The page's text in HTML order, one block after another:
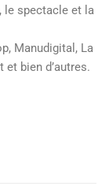
le spectacle et la
Manudigital, La
bien d’autres.